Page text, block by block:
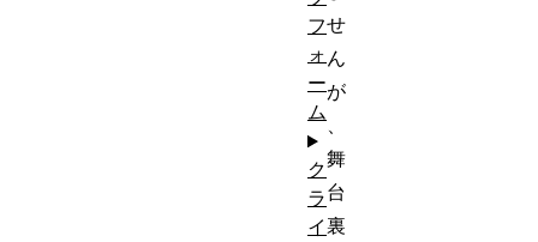
せ
ん
が
舞
台
裏
フ
ォ
ー
ム
ク
ラ
イ